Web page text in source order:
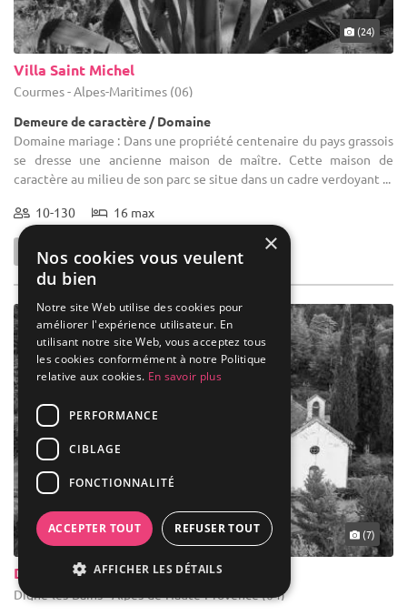
(24)
Villa Saint Michel
Courmes - Alpes-Maritimes (06)
Demeure de caractère / Domaine
Domaine mariage : Dans une propriété centenaire du pays grassois
se dresse une ancienne maison de maître. Cette maison de
caractère au milieu de son parc se situe dans un cadre verdoyant ...
10-130 16 max
(7)
Domaine De La Clappe
Digne-les-Bains - Alpes-de-Haute-Provence (04)
×
Nos cookies vous veulent
du bien
Notre site Web utilise des cookies pour
améliorer l'expérience utilisateur. En
utilisant notre site Web, vous acceptez tous
les cookies conformément à notre Politique
relative aux cookies. En savoir plus
PERFORMANCE
CIBLAGE
FONCTIONNALITÉ
ACCEPTER TOUT REFUSER TOUT
AFFICHER LES DÉTAILS